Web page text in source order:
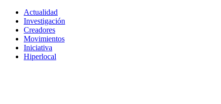
Actualidad
Investigación
Creadores
Movimientos
Iniciativa
Hiperlocal